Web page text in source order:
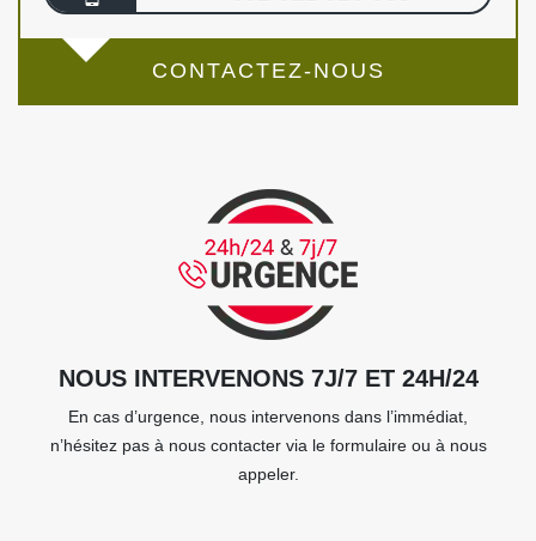
CONTACTEZ-NOUS
NOUS INTERVENONS 7J/7 ET 24H/24
En cas d’urgence, nous intervenons dans l’immédiat,
n’hésitez pas à nous contacter via le formulaire ou à nous
appeler.